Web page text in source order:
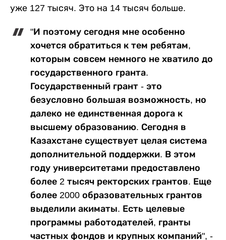
уже 127 тысяч. Это на 14 тысяч больше.
"И поэтому сегодня мне особенно
хочется обратиться к тем ребятам,
которым совсем немного не хватило до
государственного гранта.
Государственный грант - это
безусловно большая возможность, но
далеко не единственная дорога к
высшему образованию. Сегодня в
Казахстане существует целая система
дополнительной поддержки. В этом
году университетами предоставлено
более 2 тысяч ректорских грантов. Еще
более 2000 образовательных грантов
выделили акиматы. Есть целевые
программы работодателей, гранты
частных фондов и крупных компаний", -